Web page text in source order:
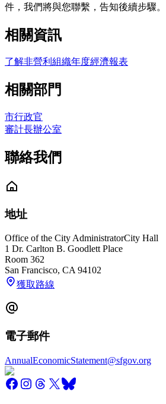
件，我們將與您聯繫，告知後續步驟。
相關資訊
了解非營利組織年度經濟報表
相關部門
市行政官
審計長辦公室
聯絡我們
地址
Office of the City AdministratorCity Hall
1 Dr. Carlton B. Goodlett Place
Room 362
San Francisco, CA 94102
獲取路線
電子郵件
AnnualEconomicStatement@sfgov.org